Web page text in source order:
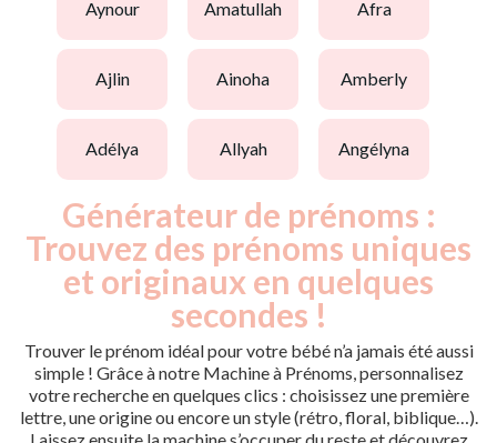
aynour amatullah afra
ajlin ainoha amberly
adélya allyah angélyna
Générateur de prénoms :
Trouvez des prénoms uniques
et originaux en quelques
secondes !
Trouver le prénom idéal pour votre bébé n’a jamais été aussi
simple ! Grâce à notre Machine à Prénoms, personnalisez
votre recherche en quelques clics : choisissez une première
lettre, une origine ou encore un style (rétro, floral, biblique…).
Laissez ensuite la machine s’occuper du reste et découvrez